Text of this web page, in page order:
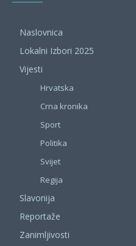
Naslovnica
Lokalni Izbori 2025
Vijesti
Hrvatska
Crna kronika
Sport
Politika
Svijet
Regija
Slavonija
Reportaže
Zanimljivosti